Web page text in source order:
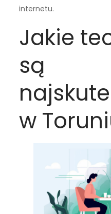
internetu.
Jakie
są
w